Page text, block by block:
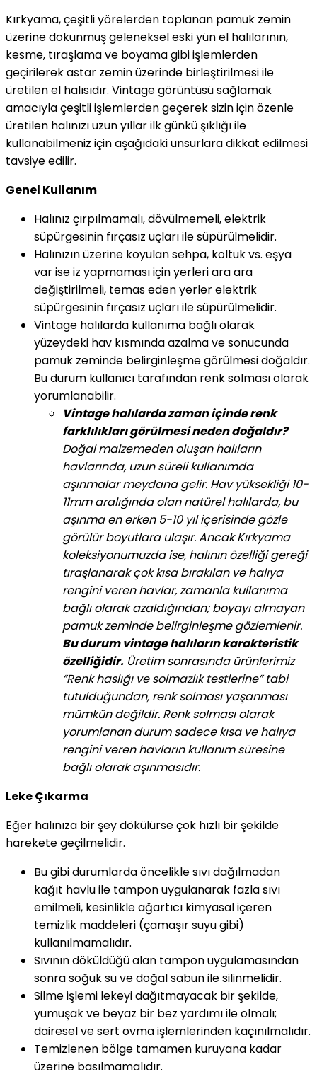
Kırkyama, çeşitli yörelerden toplanan pamuk zemin
üzerine dokunmuş geleneksel eski yün el halılarının,
kesme, tıraşlama ve boyama gibi işlemlerden
geçirilerek astar zemin üzerinde birleştirilmesi ile
üretilen el halısıdır. Vintage görüntüsü sağlamak
amacıyla çeşitli işlemlerden geçerek sizin için özenle
üretilen halınızı uzun yıllar ilk günkü şıklığı ile
kullanabilmeniz için aşağıdaki unsurlara dikkat edilmesi
tavsiye edilir.
Genel Kullanım
Halınız çırpılmamalı, dövülmemeli, elektrik
süpürgesinin fırçasız uçları ile süpürülmelidir.
Halınızın üzerine koyulan sehpa, koltuk vs. eşya
var ise iz yapmaması için yerleri ara ara
değiştirilmeli, temas eden yerler elektrik
süpürgesinin fırçasız uçları ile süpürülmelidir.
Vintage halılarda kullanıma bağlı olarak
yüzeydeki hav kısmında azalma ve sonucunda
pamuk zeminde belirginleşme görülmesi doğaldır.
Bu durum kullanıcı tarafından renk solması olarak
yorumlanabilir.
Vintage halılarda zaman içinde renk
farklılıkları görülmesi neden doğaldır?
Doğal malzemeden oluşan halıların
havlarında, uzun süreli kullanımda
aşınmalar meydana gelir. Hav yüksekliği 10-
11mm aralığında olan natürel halılarda, bu
aşınma en erken 5-10 yıl içerisinde gözle
görülür boyutlara ulaşır. Ancak Kırkyama
koleksiyonumuzda ise, halının özelliği gereği
tıraşlanarak çok kısa bırakılan ve halıya
rengini veren havlar, zamanla kullanıma
bağlı olarak azaldığından; boyayı almayan
pamuk zeminde belirginleşme gözlemlenir.
Bu durum vintage halıların karakteristik
özelliğidir. Üretim sonrasında ürünlerimiz
“Renk haslığı ve solmazlık testlerine” tabi
tutulduğundan, renk solması yaşanması
mümkün değildir. Renk solması olarak
yorumlanan durum sadece kısa ve halıya
rengini veren havların kullanım süresine
bağlı olarak aşınmasıdır.
Leke Çıkarma
Eğer halınıza bir şey dökülürse çok hızlı bir şekilde
harekete geçilmelidir.
Bu gibi durumlarda öncelikle sıvı dağılmadan
kağıt havlu ile tampon uygulanarak fazla sıvı
emilmeli, kesinlikle ağartıcı kimyasal içeren
temizlik maddeleri (çamaşır suyu gibi)
kullanılmamalıdır.
Sıvının döküldüğü alan tampon uygulamasından
sonra soğuk su ve doğal sabun ile silinmelidir.
Silme işlemi lekeyi dağıtmayacak bir şekilde,
yumuşak ve beyaz bir bez yardımı ile olmalı;
dairesel ve sert ovma işlemlerinden kaçınılmalıdır.
Temizlenen bölge tamamen kuruyana kadar
üzerine basılmamalıdır.